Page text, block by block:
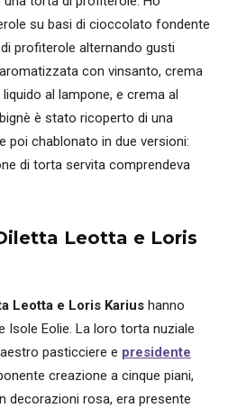
su basi di cioccolato fondente
profiterole alternando gusti
con vinsanto, crema
al lampone, e crema al
è stato ricoperto di una
poi chablonato in due versioni:
di torta servita comprendeva
Leotta e Loris
Leotta e Loris Karius hanno
Isole Eolie. La loro torta nuziale
pasticciere e presidente
creazione a cinque piani,
decorazioni rosa, era presente